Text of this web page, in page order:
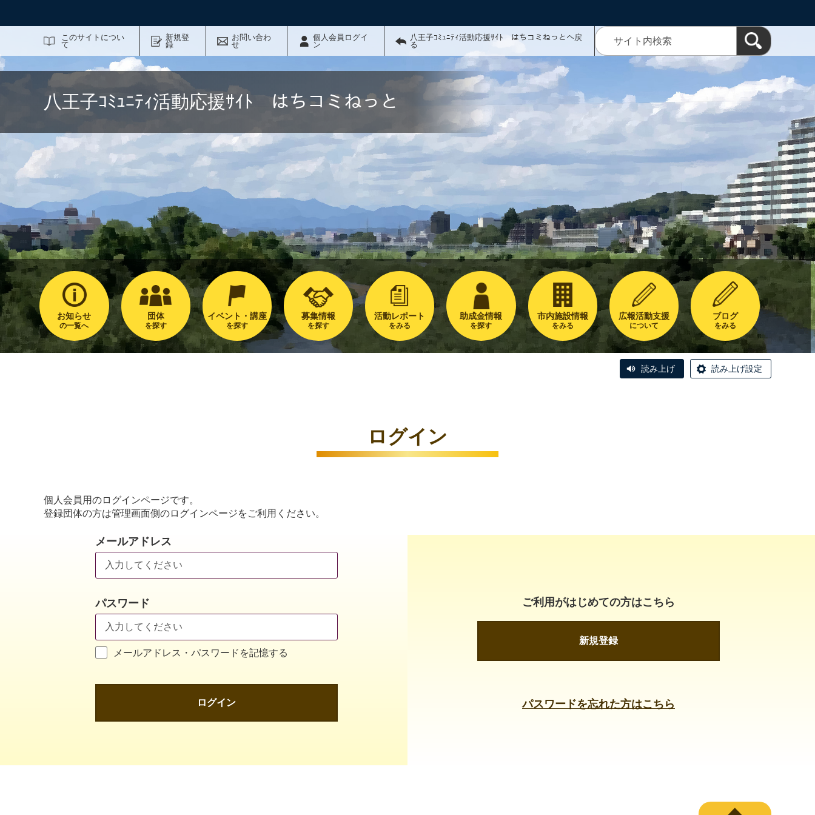
このサイトについ
て
新規登
録
お問い合わ
せ
個人会員ログイ
ン
八王子ｺﾐｭﾆﾃｨ活動応援ｻｲﾄ はちコミねっとへ戻
る
八王子ｺﾐｭﾆﾃｨ活動応援ｻｲﾄ はちコミねっと
お知らせ
の一覧へ
団体
を探す
イベント・講座
を探す
募集情報
を探す
活動レポート
をみる
助成金情報
を探す
市内施設情報
をみる
広報活動支援
について
ブログ
をみる
読み上げ 読み上げ設定
ログイン
個人会員用のログインページです。
登録団体の方は管理画面側のログインページをご利用ください。
メールアドレス
パスワード
メールアドレス・パスワードを記憶する
ログイン
ご利用がはじめての方はこちら
新規登録
パスワードを忘れた方はこちら